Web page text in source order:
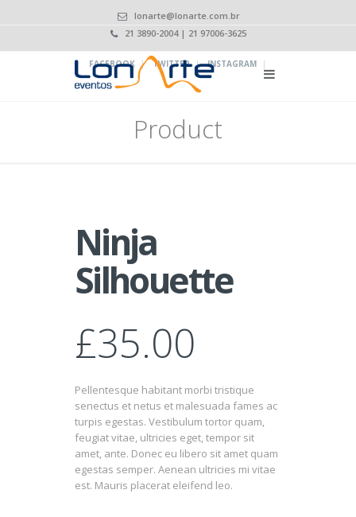
lonarte@lonarte.com.br
21 3890-2004 | 21 97006-3625
FACEBOOK | TWITTER | INSTAGRAM |
Product
Ninja
Silhouette
£35.00
Pellentesque habitant morbi tristique
senectus et netus et malesuada fames ac
turpis egestas. Vestibulum tortor quam,
feugiat vitae, ultricies eget, tempor sit
amet, ante. Donec eu libero sit amet quam
egestas semper. Aenean ultricies mi vitae
est. Mauris placerat eleifend leo.